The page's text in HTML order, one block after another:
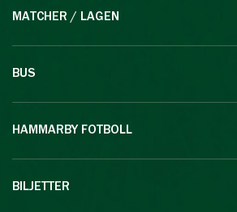
MATCHER / LAGEN
BUS
HAMMARBY FOTBOLL
BILJETTER